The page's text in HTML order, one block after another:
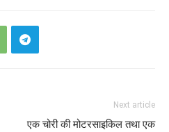
Next article
एक चोरी की मोटरसाइकिल तथा एक